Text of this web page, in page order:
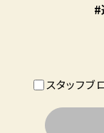
#
スタッフブ